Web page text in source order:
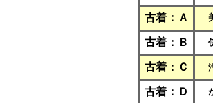
古着：Ａ
古着：Ｂ
古着：Ｃ
古着：Ｄ